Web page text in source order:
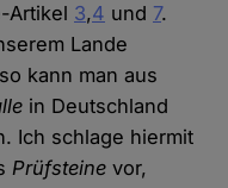
Artikel 3,4 und 7.
Lande
kann man aus
in Deutschland
Ich schlage hiermit
Prüfsteine vor,